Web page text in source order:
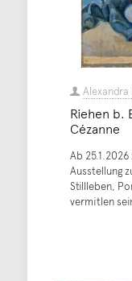
Alexandra
Riehen b.
Cézanne
Ab
Ausstellung
Stillleben,
vermitlen